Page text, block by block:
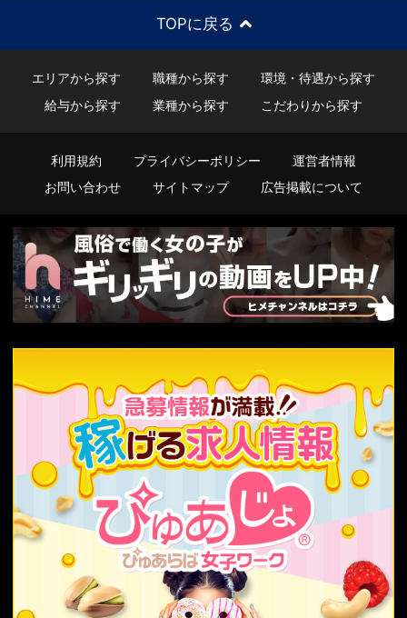
TOPに戻る
エリアから探す 職種から探す
環境・待遇から探す
給与から探す
業種から探す こだわりから探す
利用規約 プライバシーポリシー
運営者情報
お問い合わせ
サイトマップ 広告掲載について